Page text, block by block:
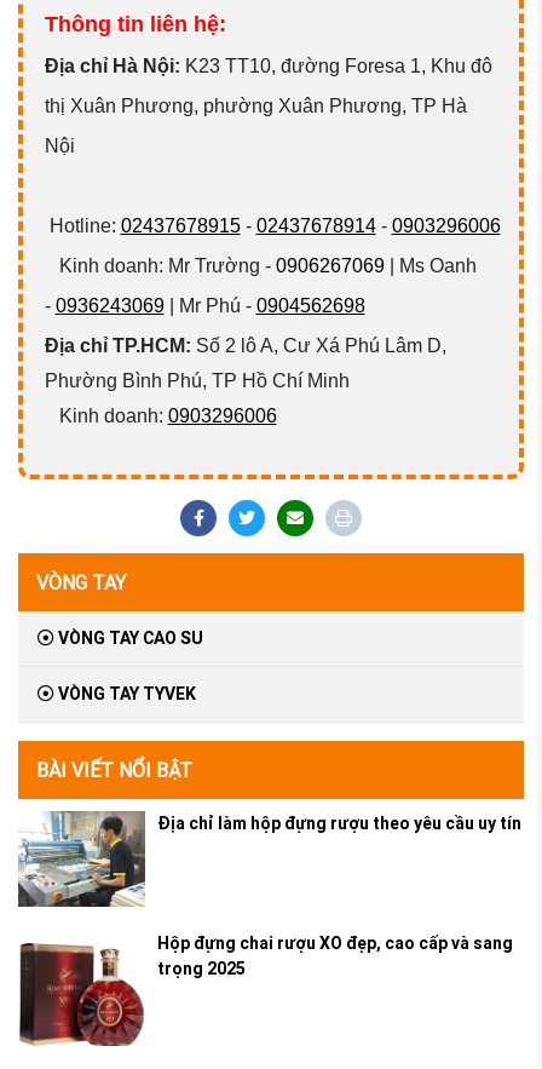
Thông tin liên hệ:
Địa chỉ Hà Nội: K23 TT10, đường Foresa 1, Khu đô
thị Xuân Phương, phường Xuân Phương, TP Hà
Nội
Hotline: 02437678915- 02437678914- 0903296006
Kinh doanh: Mr Trường - 0906267069| Ms Oanh
- 0936243069| Mr Phú - 0904562698
Địa chỉ TP.HCM: Số 2 lô A, Cư Xá Phú Lâm D,
Phường Bình Phú, TP Hồ Chí Minh
Kinh doanh: 0903296006
VÒNG TAY
VÒNG TAY CAO SU
VÒNG TAY TYVEK
BÀI VIẾT NỔI BẬT
Địa chỉ làm hộp đựng rượu theo yêu cầu uy tín
Hộp đựng chai rượu XO đẹp, cao cấp và sang
trọng 2025